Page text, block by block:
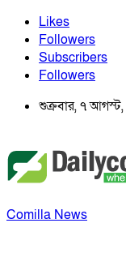
Likes
Followers
Subscribers
Followers
শুক্রবার, ৭
Comilla News